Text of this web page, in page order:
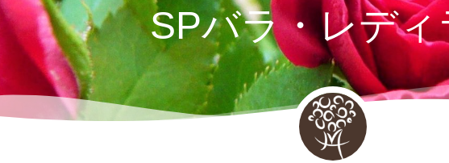
SPバラ・レディ